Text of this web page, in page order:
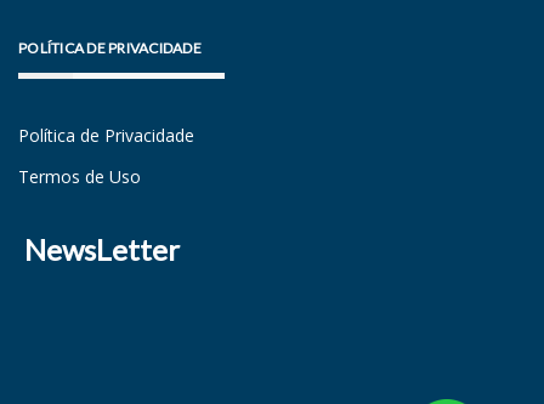
POLÍTICA DE PRIVACIDADE
Política de Privacidade
Termos de Uso
NewsLetter